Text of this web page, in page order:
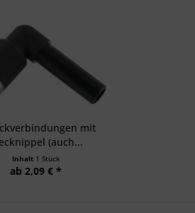
mit
(auch...
Inhalt 1 Stück
ab 2,09 € *